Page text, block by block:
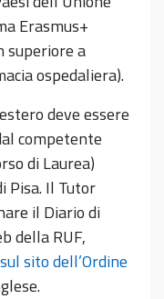
Erasmus+
superiore a
ospedaliera).
deve essere
competente
di Laurea)
Pisa. Il Tutor
il Diario di
della RUF,
sito dell’Ordine